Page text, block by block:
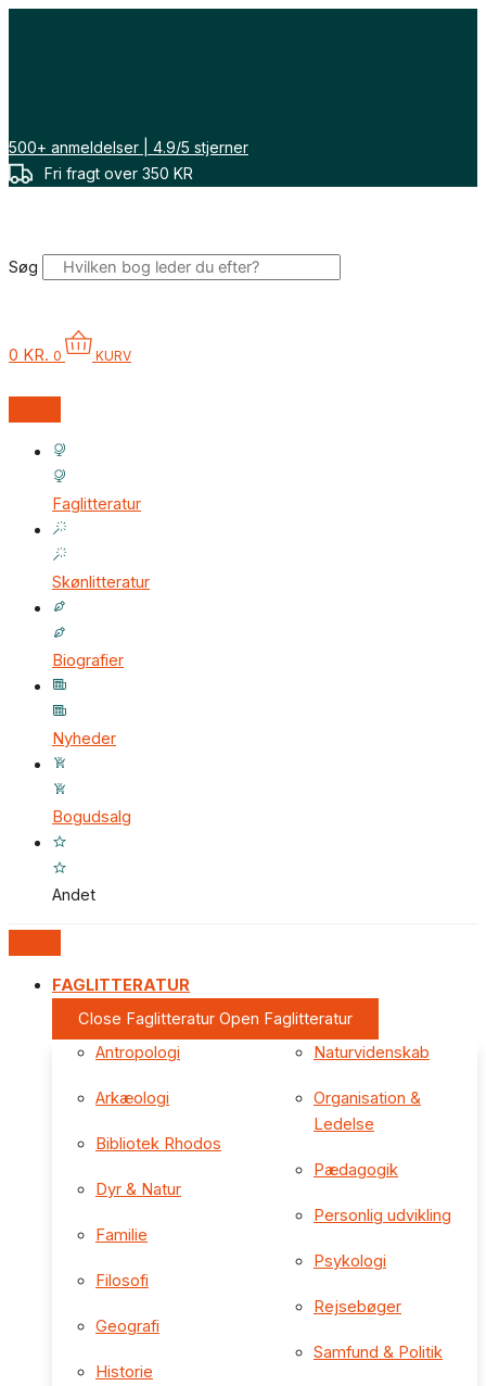
Gå
500+ anmeldelser | 4.9/5 stjerner
Fri fragt over 350 KR
Søg
0 KR. 0 KURV
Faglitteratur
Skønlitteratur
Biografier
Nyheder
Bogudsalg
Andet
FAGLITTERATUR
Close Faglitteratur Open Faglitteratur
Antropologi
Arkæologi
Bibliotek Rhodos
Dyr & Natur
Familie
Filosofi
Geografi
Historie
Naturvidenskab
Organisation &
Ledelse
Pædagogik
Personlig udvikling
Psykologi
Rejsebøger
Samfund & Politik